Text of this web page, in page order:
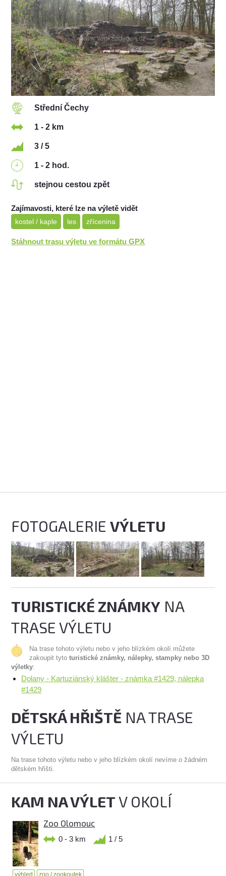
Střední Čechy
1 - 2 km
3 / 5
1 - 2 hod.
stejnou cestou zpět
Zajímavosti, které lze na výletě vidět
kostel / kaple les zřícenina
Stáhnout trasu výletu ve formátu GPX
FOTOGALERIEVÝLETU
TURISTICKÉ ZNÁMKY NA
TRASE VÝLETU
Na trase tohoto výletu nebo v jeho blízkém okolí můžete
zakoupit tytoturistické známky, nálepky, stampky nebo 3D
výletky:
Dolany - Kartuziánský klášter - známka #1429, nálepka
#1429
DĚTSKÁ HŘIŠTĚ NA TRASE
VÝLETU
Na trase tohoto výletu nebo v jeho blízkém okolí nevíme o žádném
dětském hřišti.
KAM NA VÝLETV OKOLÍ
Zoo Olomouc
0 - 3 km 1 / 5